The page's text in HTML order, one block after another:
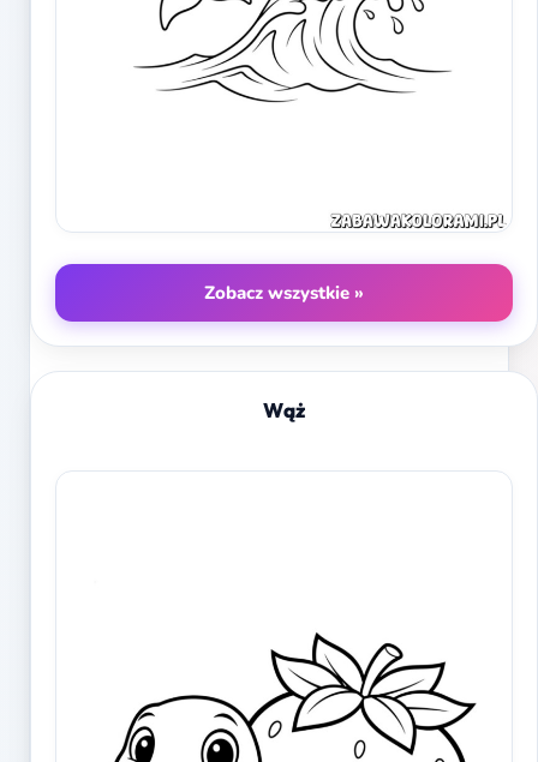
Zobacz wszystkie »
Wąż